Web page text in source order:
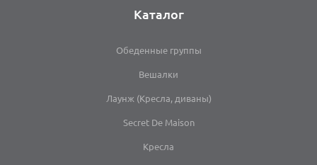
Каталог
Обеденные группы
Вешалки
Лаунж (Кресла, диваны)
Secret De Maison
Кресла